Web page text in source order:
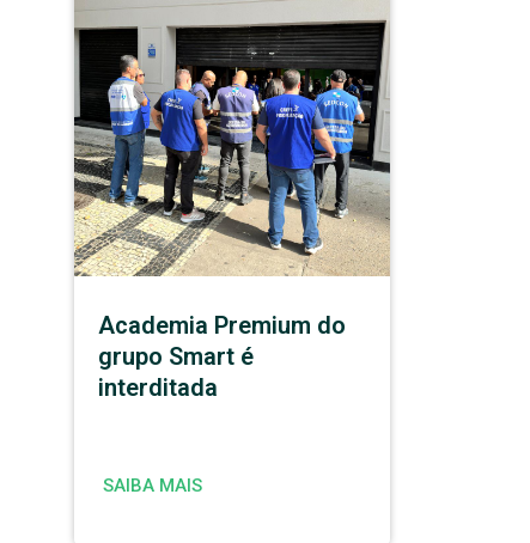
Academia Premium do
grupo Smart é
interditada
SAIBA MAIS